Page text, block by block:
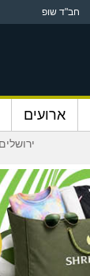
חב"ד שופ
ארועים